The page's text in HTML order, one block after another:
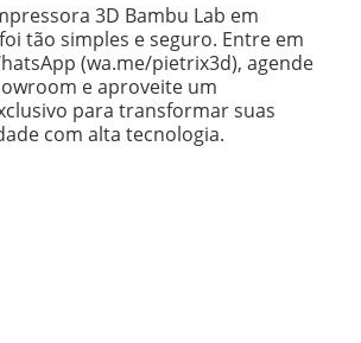
3D Bambu Lab em
tão simples e seguro. Entre em
(wa.me/pietrix3d), agende
e aproveite um
para transformar suas
com alta tecnologia.